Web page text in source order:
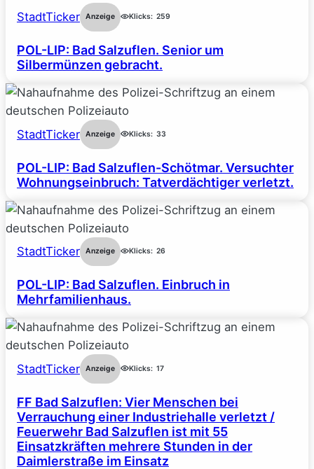
StadtTicker Anzeige Klicks: 259
POL-LIP: Bad Salzuflen. Senior um
Silbermünzen gebracht.
StadtTicker Anzeige Klicks: 33
POL-LIP: Bad Salzuflen-Schötmar. Versuchter
Wohnungseinbruch: Tatverdächtiger verletzt.
StadtTicker Anzeige Klicks: 26
POL-LIP: Bad Salzuflen. Einbruch in
Mehrfamilienhaus.
StadtTicker Anzeige Klicks: 17
FF Bad Salzuflen: Vier Menschen bei
Verrauchung einer Industriehalle verletzt /
Feuerwehr Bad Salzuflen ist mit 55
Einsatzkräften mehrere Stunden in der
Daimlerstraße im Einsatz